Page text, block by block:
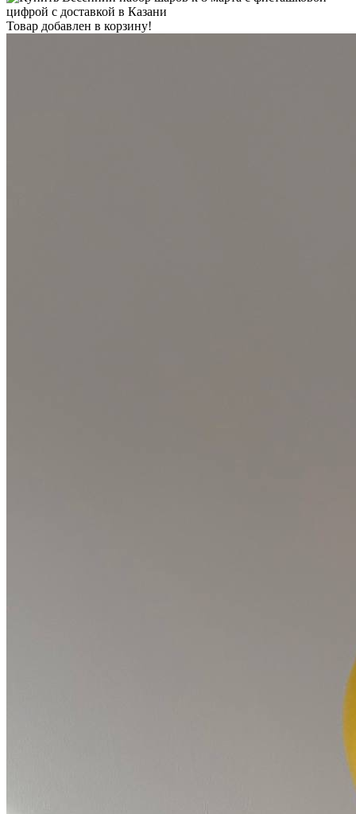
Товар добавлен в корзину!